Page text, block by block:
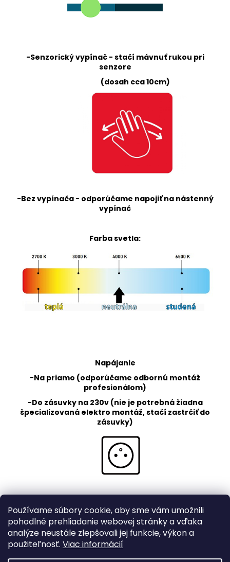
Používame súbory cookie, aby sme vám umožnili
pohodlné prehliadanie webovej stránky a vďaka
analýze neustále zlepšovali jej funkcie, výkon a
použiteľnosť. Viac informácií
-Senzorický vypínač - stačí mávnuť rukou pri
senzore
(dosah cca 10cm)
-Bez vypínača - odporúčame napojiť na nástenný
vypínač
Farba svetla:
Napájanie
-Na priamo (odporúčame odbornú montáž
profesionálom)
-Do zásuvky na 230v (nie je potrebná žiadna
špecializovaná elektro montáž, stačí zastrčiť do
zásuvky)
á
obchodne podmienky
podmienky-ochrany-osobnych-udajov/